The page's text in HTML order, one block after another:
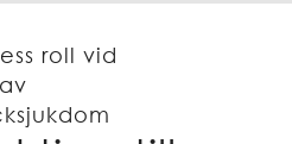
roll vid